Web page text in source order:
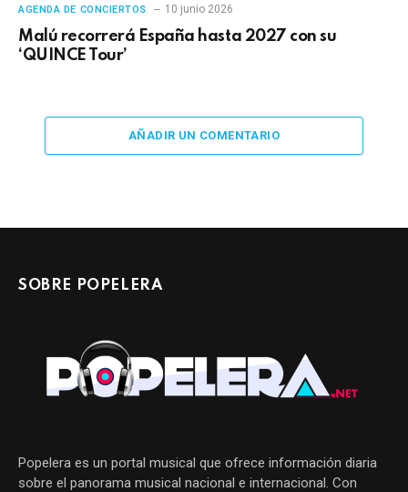
AGENDA DE CONCIERTOS 10 junio 2026
Malú recorrerá España hasta 2027 con su
‘QUINCE Tour’
AÑADIR UN COMENTARIO
SOBRE POPELERA
Popelera es un portal musical que ofrece información diaria
sobre el panorama musical nacional e internacional. Con